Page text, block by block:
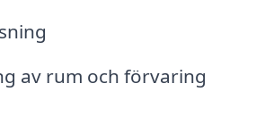
av rum och förvaring